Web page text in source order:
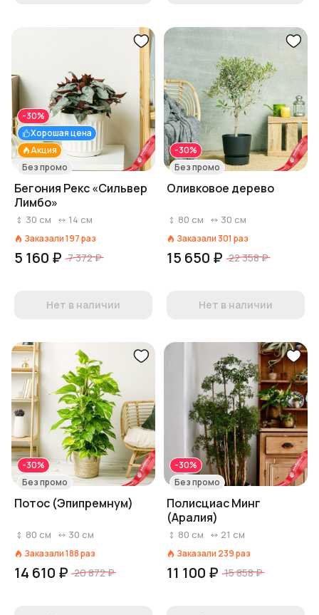
Акция
Хорошая цена
-30%
Без промо
Бегония Рекс «Сильвер
Лимбо»
30 см 14 см
Заказали197раз
5 160 ₽ 7 372 ₽
Нет в наличии
-30%
Без промо
Оливковое дерево
80 см 30 см
Заказали 301 раз
15 650 ₽ 22 358 ₽
Нет в наличии
-30%
Без промо
Потос (Эпипремнум)
80 см 30 см
Заказали188раз
14 610 ₽ 20 872 ₽
-30%
Без промо
Полисциас Минг
(Аралия)
80 см 21 см
Заказали 239раз
11 100 ₽ 15 858 ₽